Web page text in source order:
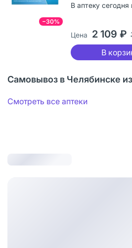
−30%
В аптеку
Цена 2 109 ₽
В
Самовывоз в Челябинске
Смотреть все аптеки